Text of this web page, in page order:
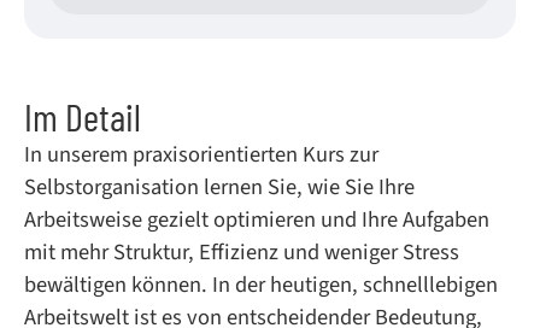
Im Detail
In unserem praxisorientierten Kurs zur
Selbstorganisation lernen Sie, wie Sie Ihre
Arbeitsweise gezielt optimieren und Ihre Aufgaben
mit mehr Struktur, Effizienz und weniger Stress
bewältigen können. In der heutigen, schnelllebigen
Arbeitswelt ist es von entscheidender Bedeutung,